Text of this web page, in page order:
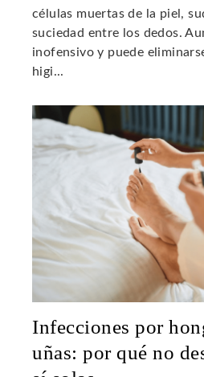
células muertas de la piel,
suciedad entre los dedos.
inofensivo y puede
higi...
Infecciones por
uñas: por qué no